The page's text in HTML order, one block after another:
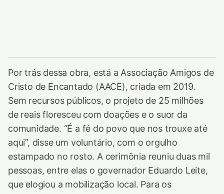
Por trás dessa obra, está a Associação Amigos de
Cristo de Encantado (AACE), criada em 2019.
Sem recursos públicos, o projeto de 25 milhões
de reais floresceu com doações e o suor da
comunidade. “É a fé do povo que nos trouxe até
aqui”, disse um voluntário, com o orgulho
estampado no rosto. A cerimônia reuniu duas mil
pessoas, entre elas o governador Eduardo Leite,
que elogiou a mobilização local. Para os